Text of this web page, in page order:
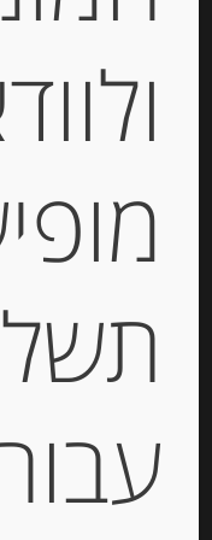
Stock
מחיר ל 100 גרם: 3.80 ש"ח
מחיר ל 100 גרם: 3.80 ש"ח